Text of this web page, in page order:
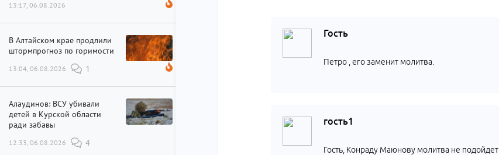
13:17, 06.08.2026
В Алтайском крае продлили
штормпрогноз по горимости
13:04, 06.08.2026 1
Алаудинов: ВСУ убивали
детей в Курской области
ради забавы
12:33, 06.08.2026 4
Гость
Петро , его заменит молитва.
гость1
Гость, Конраду Маюнову молитва не подойдет